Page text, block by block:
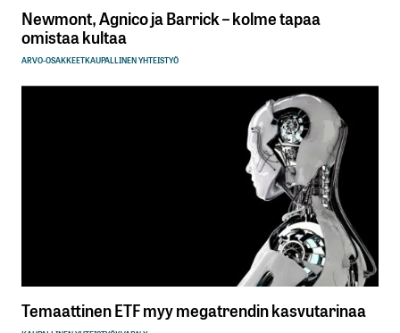
Newmont, Agnico ja Barrick – kolme tapaa
omistaa kultaa
ARVO-OSAKKEETKAUPALLINEN YHTEISTYÖ
Temaattinen ETF myy megatrendin kasvutarinaa